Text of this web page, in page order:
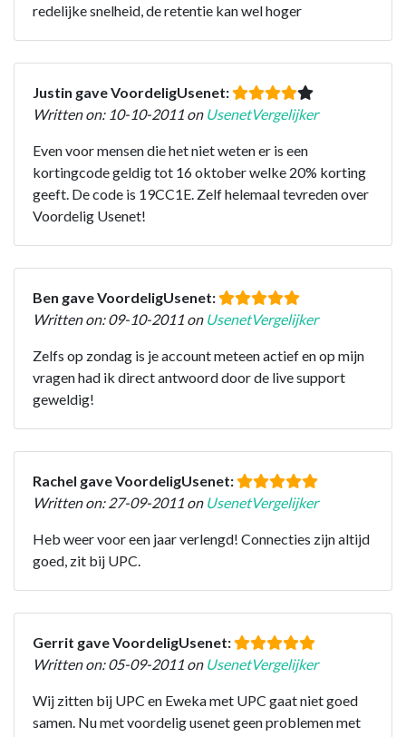
redelijke snelheid, de retentie kan wel hoger
Justin gave VoordeligUsenet:
Written on: 10-10-2011 on UsenetVergelijker
Even voor mensen die het niet weten er is een
kortingcode geldig tot 16 oktober welke 20% korting
geeft. De code is 19CC1E. Zelf helemaal tevreden over
Voordelig Usenet!
Ben gave VoordeligUsenet:
Written on: 09-10-2011 on UsenetVergelijker
Zelfs op zondag is je account meteen actief en op mijn
vragen had ik direct antwoord door de live support
geweldig!
Rachel gave VoordeligUsenet:
Written on: 27-09-2011 on UsenetVergelijker
Heb weer voor een jaar verlengd! Connecties zijn altijd
goed, zit bij UPC.
Gerrit gave VoordeligUsenet:
Written on: 05-09-2011 on UsenetVergelijker
Wij zitten bij UPC en Eweka met UPC gaat niet goed
samen. Nu met voordelig usenet geen problemen met